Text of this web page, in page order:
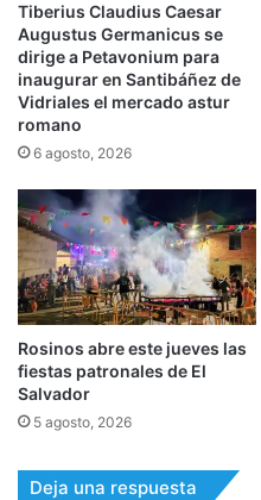
Tiberius Claudius Caesar
Augustus Germanicus se
dirige a Petavonium para
inaugurar en Santibáñez de
Vidriales el mercado astur
romano
6 agosto, 2026
Rosinos abre este jueves las
fiestas patronales de El
Salvador
5 agosto, 2026
Deja una respuesta